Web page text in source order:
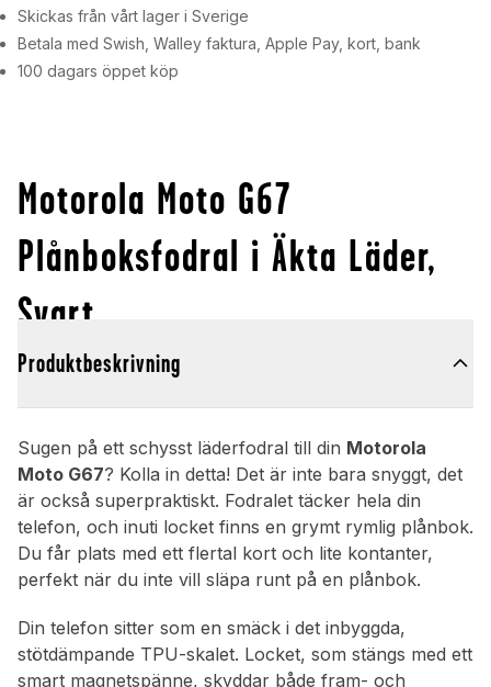
Skickas från vårt lager i Sverige
Betala med Swish, Walley faktura, Apple Pay, kort, bank
100 dagars öppet köp
Motorola Moto G67
Plånboksfodral i Äkta Läder,
Svart
Produktbeskrivning
Sugen på ett schysst läderfodral till din Motorola
Moto G67? Kolla in detta! Det är inte bara snyggt, det
är också superpraktiskt. Fodralet täcker hela din
telefon, och inuti locket finns en grymt rymlig plånbok.
Du får plats med ett flertal kort och lite kontanter,
perfekt när du inte vill släpa runt på en plånbok.
Din telefon sitter som en smäck i det inbyggda,
stötdämpande TPU-skalet. Locket, som stängs med ett
smart magnetspänne, skyddar både fram- och